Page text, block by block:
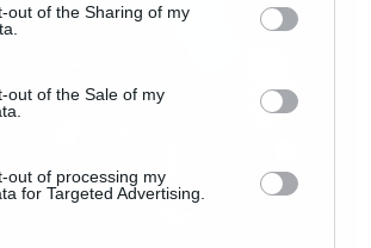
visit or usage behaviour. You may click to
to Google and its third-party tags to
below specified purposes in below Google
out of the Sharing of my
out of the Sale of my
out of processing my
for Targeted Advertising.